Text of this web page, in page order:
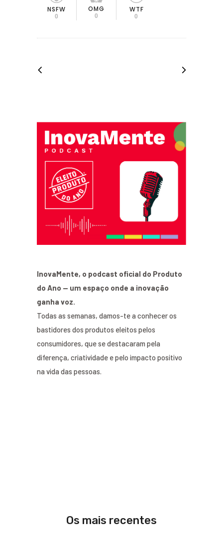
NSFW
0
OMG
0
WTF
0
InovaMente, o podcast oficial do Produto
do Ano — um espaço onde a inovação
ganha voz.
Todas as semanas, damos-te a conhecer os
bastidores dos produtos eleitos pelos
consumidores, que se destacaram pela
diferença, criatividade e pelo impacto positivo
na vida das pessoas.
Os mais recentes